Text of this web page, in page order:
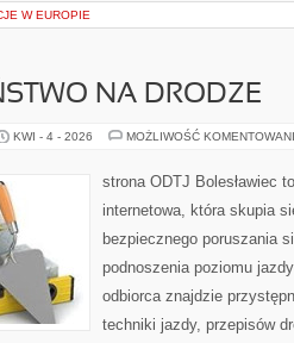
W EUROPIE
NA DRODZE
KWI - 4 - 2026 MOŻLIWOŚĆ
strona ODTJ Bolesławiec
internetowa, która skupia
bezpiecznego poruszania
podnoszenia poziomu
odbiorca znajdzie
techniki jazdy, przepisów